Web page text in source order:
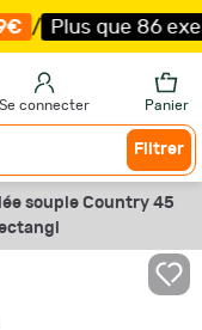
Plus que 86
Se connecter Panier
Filtrer
souple Country 45